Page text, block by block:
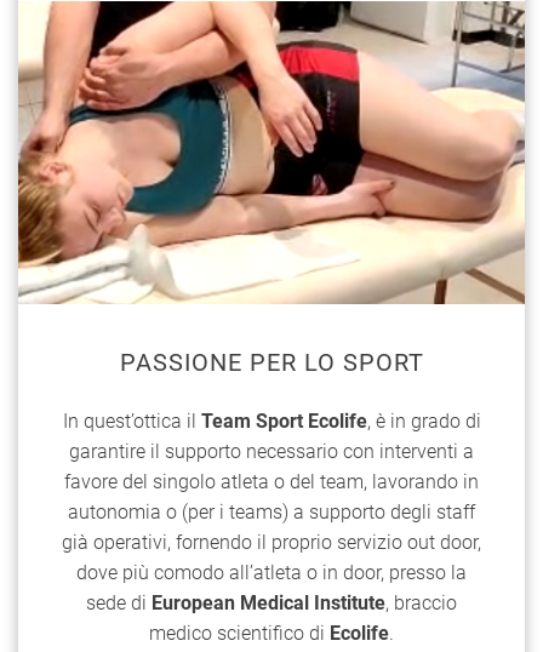
PASSIONE PER LO SPORT
In quest’ottica il Team Sport Ecolife, è in grado di
garantire il supporto necessario con interventi a
favore del singolo atleta o del team, lavorando in
autonomia o (per i teams) a supporto degli staff
già operativi, fornendo il proprio servizio out door,
dove più comodo all’atleta o in door , presso la
sede di European Medical Institute, braccio
medico scientifico di Ecolife.